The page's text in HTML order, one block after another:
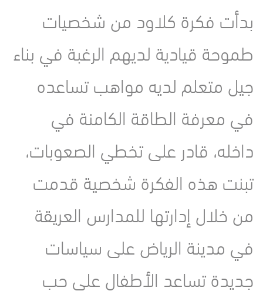
بدأت فكرة كلاود من شخصيات
طموحة قيادية لديهم الرغبة في بناء
جيل متعلم لديه مواهب تساعده
في معرفة الطاقة الكامنة في
داخله، قادر على تخطي الصعوبات،
تبنت هذه الفكرة شخصية قدمت
من خلال إدارتها للمدارس العريقة
في مدينة الرياض على سياسات
جديدة تساعد اﻷطفال على حب